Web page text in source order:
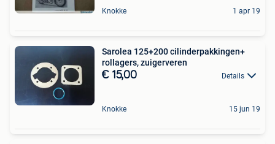
Knokke 1 apr 19
Sarolea 125+200 cilinderpakkingen+
rollagers, zuigerveren
€ 15,00 Details
Knokke 15 jun 19